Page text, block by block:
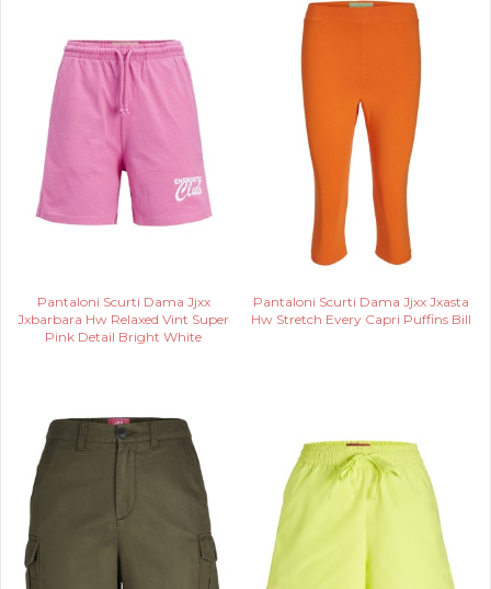
Pantaloni Scurti Dama Jjxx
Jxbarbara Hw Relaxed Vint Super
Pink Detail Bright White
Pantaloni Scurti Dama Jjxx Jxasta
Hw Stretch Every Capri Puffins Bill